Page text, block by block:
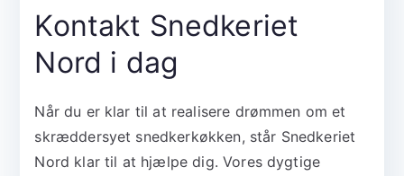
Kontakt Snedkeriet
Nord i dag
Når du er klar til at realisere drømmen om et
skræddersyet snedkerkøkken, står Snedkeriet
Nord klar til at hjælpe dig. Vores dygtige